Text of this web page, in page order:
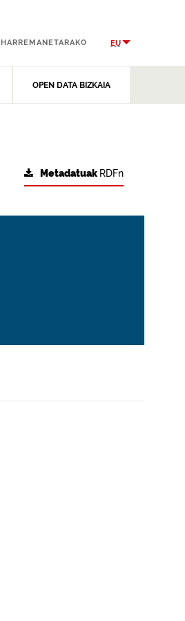
OPEN DATA BIZKAIA
HARREMANETARAKO EU
Metadatuak RDFn